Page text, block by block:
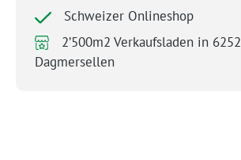
Schweizer Onlineshop
2’500m2 Verkaufsladen in 6252
Dagmersellen